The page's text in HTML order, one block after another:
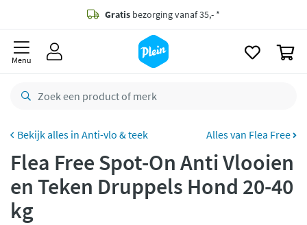
Gratis bezorging vanaf 35,- *
besteld,
retourneren
CO2 neutraal
Betaal met Klarna
Menu
Anti-vlo & teek Alles van Flea Free
Flea Free Spot-On Anti Vlooien
en Teken Druppels Hond 20-40
kg